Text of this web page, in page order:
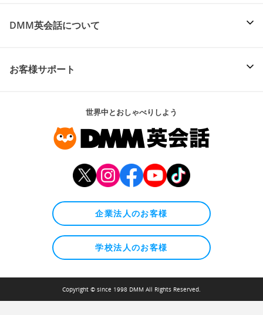
DMM英会話について
お客様サポート
世界中とおしゃべりしよう
企業法人のお客様
学校法人のお客様
Copyright © since 1998 DMM All Rights Reserved.